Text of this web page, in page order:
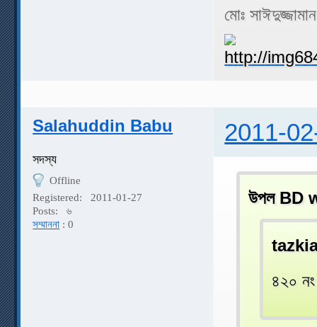
মোঃ
Salahuddin Babu 2011-
সদস্য
Offline
Registered:
2011-01-27
Posts:
৬
সম্মাননা : 0
উপল BD
৪২০ নং